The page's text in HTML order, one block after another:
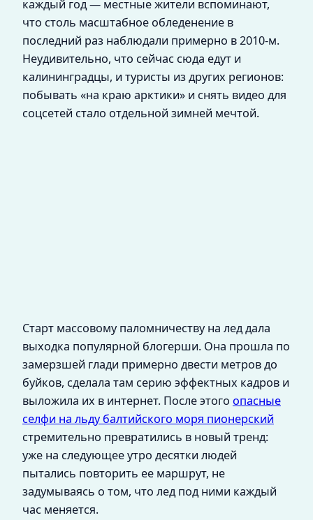
каждый год — местные жители вспоминают,
что столь масштабное обледенение в
последний раз наблюдали примерно в 2010‑м.
Неудивительно, что сейчас сюда едут и
калининградцы, и туристы из других регионов:
побывать «на краю арктики» и снять видео для
соцсетей стало отдельной зимней мечтой.
Старт массовому паломничеству на лед дала
выходка популярной блогерши. Она прошла по
замерзшей глади примерно двести метров до
буйков, сделала там серию эффектных кадров и
выложила их в интернет. После этого опасные
селфи на льду балтийского моря пионерский
стремительно превратились в новый тренд:
уже на следующее утро десятки людей
пытались повторить ее маршрут, не
задумываясь о том, что лед под ними каждый
час меняется.